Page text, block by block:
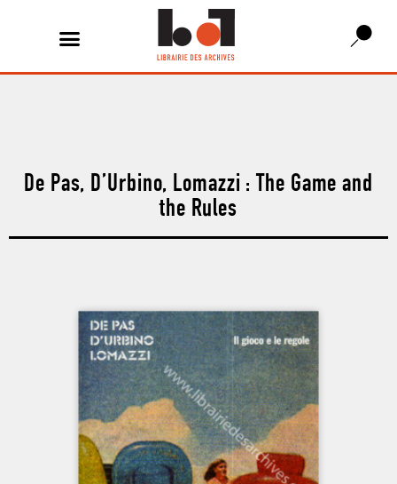
De Pas, D’Urbino, Lomazzi : The Game and
the Rules